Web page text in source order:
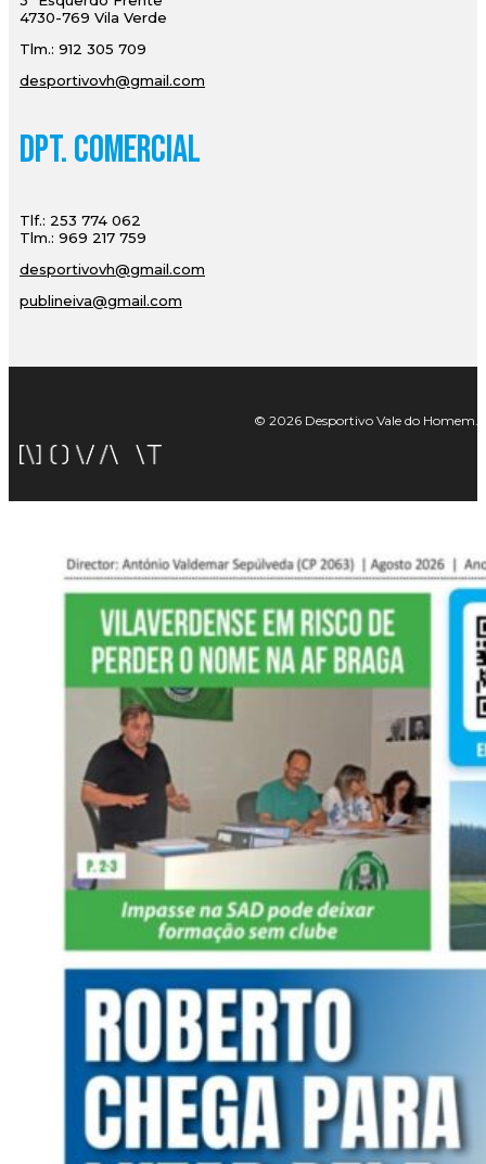
4730-769 Vila Verde
Tlm.: 912 305 709
desportivovh@gmail.com
Dpt. Comercial
Tlf.: 253 774 062
Tlm.: 969 217 759
desportivovh@gmail.com
publineiva@gmail.com
© 2026 Desportivo Vale do Homem.